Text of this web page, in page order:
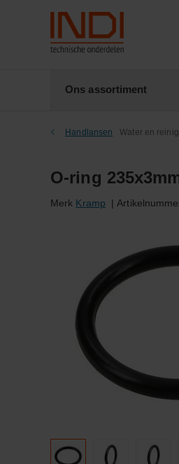
Ons assortiment
Handlansen Water en
O-ring
Merk Kramp |